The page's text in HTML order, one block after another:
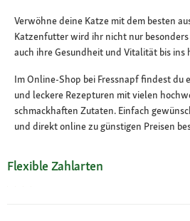
Verwöhne deine Katze mit dem besten
Katzenfutter wird ihr nicht nur
auch ihre Gesundheit und Vitalität bis
Im Online-Shop bei Fressnapf findest du
und leckere Rezepturen mit vielen
schmackhaften Zutaten. Einfach
und direkt online zu günstigen Preisen
Flexible Zahlarten